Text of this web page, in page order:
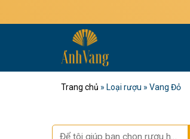
qua
Trang chủ » Loại rượu » Vang Đỏ
Tìm